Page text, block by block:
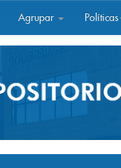
Agrupar Políticas